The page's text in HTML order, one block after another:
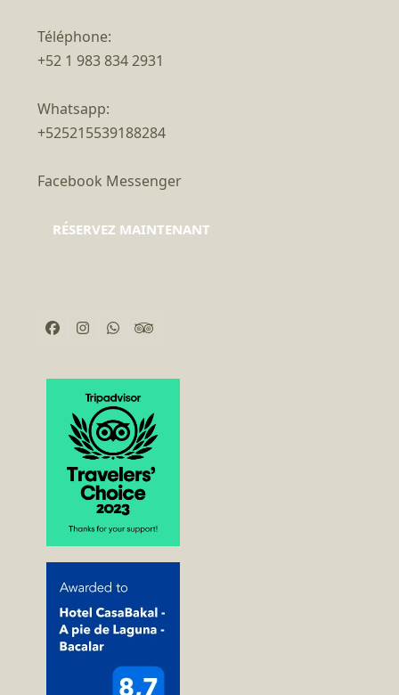
Téléphone:
+52 1 983 834 2931
Whatsapp:
+525215539188284
Facebook Messenger
RÉSERVEZ MAINTENANT
Facebook
Instagram
WhatsappTripadvisor